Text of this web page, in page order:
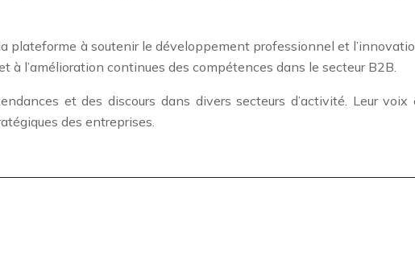
plateforme à soutenir le développement professionnel et
l’amélioration continues des compétences dans le secteur B2B.
et des discours dans divers secteurs d’activité. Leur
des entreprises.